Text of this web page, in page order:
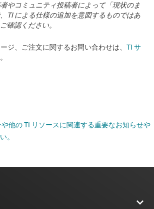
やコミュニティ投稿者によって「現状のま
TI による仕様の追加を意図するものではあ
確認ください。
ジ、ご注文に関するお問い合わせは、 TI サ
他の TI リソースに関連する重要なお知らせや
。